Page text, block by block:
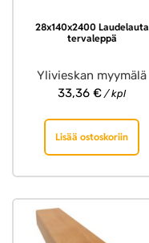
28x140x2400 Laudelauta
tervaleppä
Ylivieskan myymälä
33,36 € / kpl
Lisää ostoskoriin